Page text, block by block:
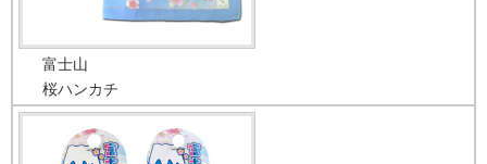
富士山
桜ハンカチ